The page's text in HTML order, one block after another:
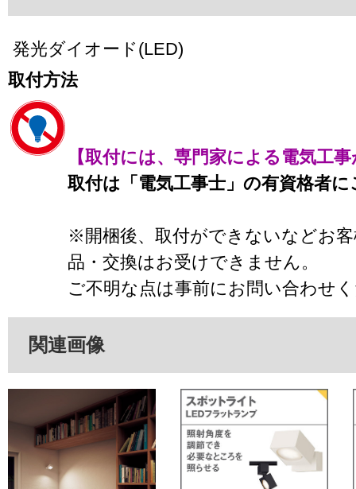
発光ダイオード(LED)
取付方法
【取付には、専門家による電気工
取付は「電気工事士」の有資格者
※開梱後、取付ができないなどお
品・交換はお受けできません。
ご不明な点は事前にお問い合わせ
関連画像